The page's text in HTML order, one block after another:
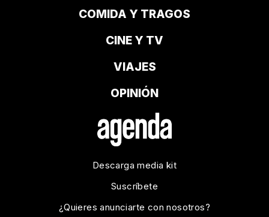
COMIDA Y TRAGOS
CINE Y TV
VIAJES
OPINIÓN
Descarga media kit
Suscríbete
¿Quieres anunciarte con nosotros?